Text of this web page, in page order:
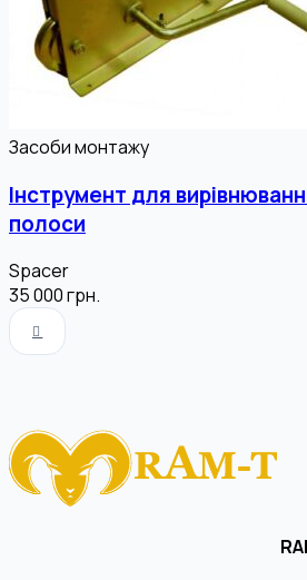
Засоби монтажу
Інструмент для
полоси
Spacer
35 000грн.